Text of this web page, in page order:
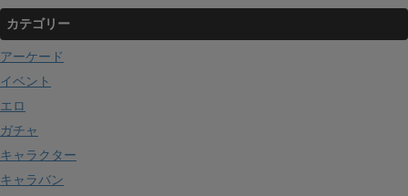
カテゴリー
アーケード
イベント
エロ
ガチャ
キャラクター
キャラバン